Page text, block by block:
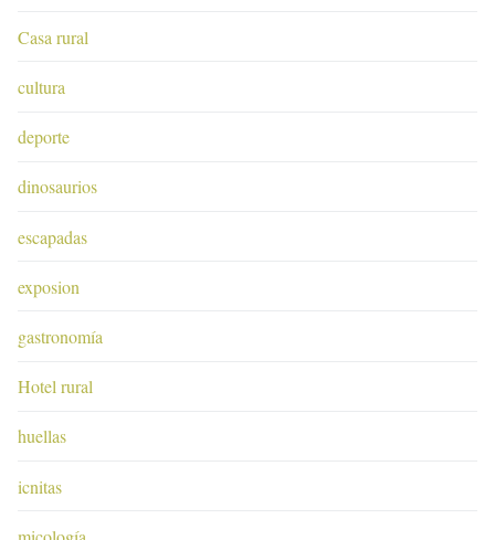
Casa rural
cultura
deporte
dinosaurios
escapadas
exposion
gastronomía
Hotel rural
huellas
icnitas